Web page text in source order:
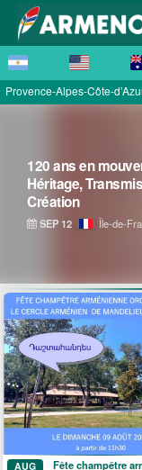
Provence-Alpes-Côte-
La Grande
de la Sainte
AUG
Fête champêtre